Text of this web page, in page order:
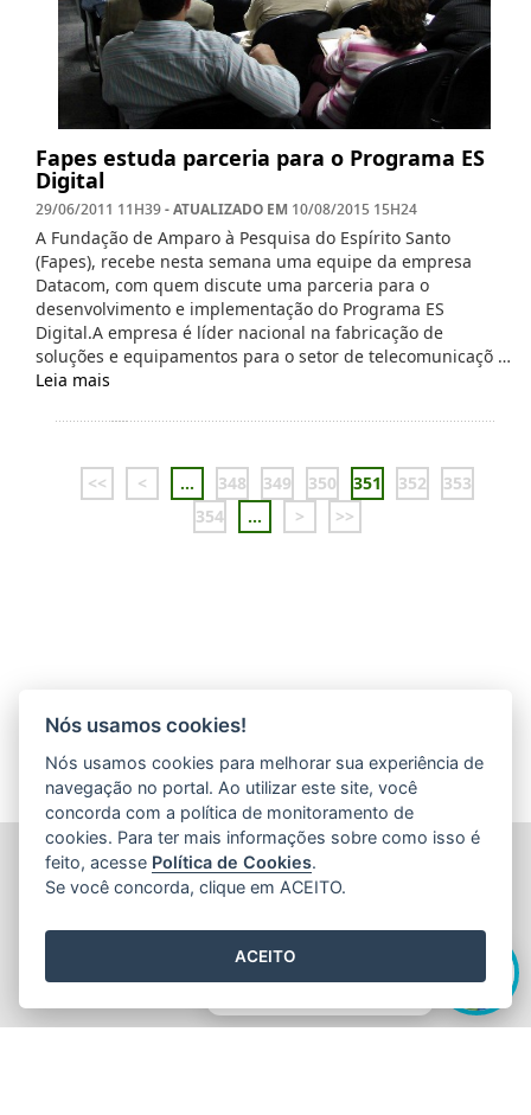
Fapes estuda parceria para o Programa ES
Digital
29/06/2011 11H39- ATUALIZADO EM 10/08/2015 15H24
A Fundação de Amparo à Pesquisa do Espírito Santo
(Fapes), recebe nesta semana uma equipe da empresa
Datacom, com quem discute uma parceria para o
desenvolvimento e implementação do Programa ES
Digital.A empresa é líder nacional na fabricação de
soluções e equipamentos para o setor de telecomunicaçõ …
Leia mais
<< < ... 348 349 350 351 352
353
354
... > >>
Olá! Sou a
como posso te ajudar hoje?
FUNDAÇÃO DE AMPARO À PESQUISA E INOVAÇÃO DO
ESPÍRITO SANTO (FAPES)
CEP: 29066-380 - Vitória / ES
Tel.: 27 3636 1850
Nós usamos cookies!
Nós usamos cookies para melhorar sua experiência de
navegação no portal. Ao utilizar este site, você
concorda com a política de monitoramento de
cookies. Para ter mais informações sobre como isso é
feito, acesse Política de Cookies.
Se você concorda, clique em ACEITO.
ACEITO